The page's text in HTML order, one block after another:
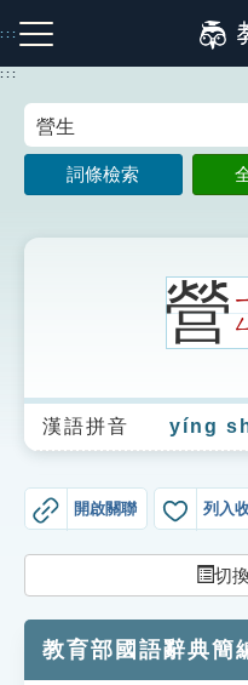
到
主
:::
注音索引圖示 筆畫
生字詞彙表
成語故事
索引選單
單字索引
:::
詞條檢索
營ㄥ
漢語拼音 yíng
開啟關聯 列入
切
教育部國語辭典簡